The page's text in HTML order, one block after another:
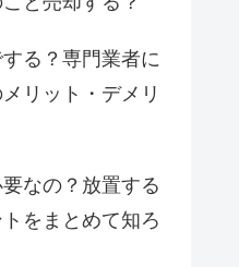
る？専門業者に
リット・デメリ
なの？放置する
をまとめて知ろ